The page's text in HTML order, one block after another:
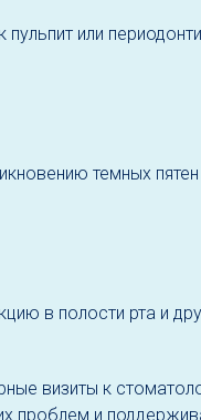
или
темных
в полости рта и
визиты к
проблем и